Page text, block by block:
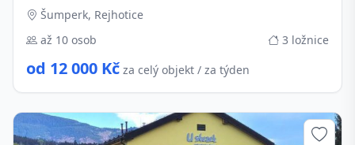
Šumperk, Rejhotice
až 10 osob
3 ložnice
od 12 000 Kč za celý objekt / za týden